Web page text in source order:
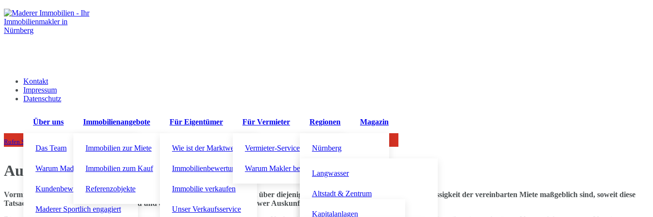
Kontakt
Impressum
Datenschutz
Über uns
Das Team
Warum Maderer Immobilien?
Kundenbewertungen
Maderer Sportlich engagiert
Immobilienangebote
Immobilien zur Miete
Immobilien zum Kauf
Referenzobjekte
Für Eigentümer
Wie ist der Marktwert?
Immobilienbewertung
Immobilie verkaufen
Unser Verkaufsservice
Für Vermieter
Vermieter-Service
Warum Makler beauftragen?
Regionen
Nürnberg
Langwasser
Altstadt & Zentrum
Südstadt
Kapitalanlagen
Magazin
Rufen Sie uns an!
Auskunftsanspruch des Mieters über Höhe der Vormiete!
Vormiete: Der Vermieter ist auf Verlangen des Mieters verpflichtet, Auskunft über diejenigen Tatsachen zu erteilen, die für die Zulässigkeit der vereinbarten Miete maßgeblich sind, soweit diese
Tatsachen nicht allgemein zugänglich sind und der Vermieter hierüber unschwer Auskunft geben kann.